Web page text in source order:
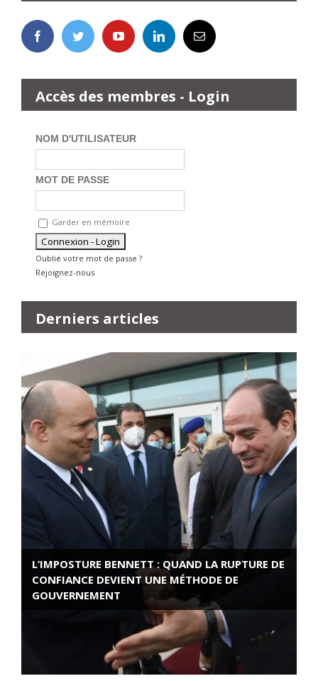
Accès des membres - Login
NOM D'UTILISATEUR
MOT DE PASSE
Garder en mémoire
Oublié votre mot de passe ?
Rejoignez-nous
Derniers articles
L’IMPOSTURE BENNETT : QUAND LA RUPTURE DE
CONFIANCE DEVIENT UNE MÉTHODE DE
GOUVERNEMENT
ROSE VALLAND, HEROÏNE DE LA RESISTANCE